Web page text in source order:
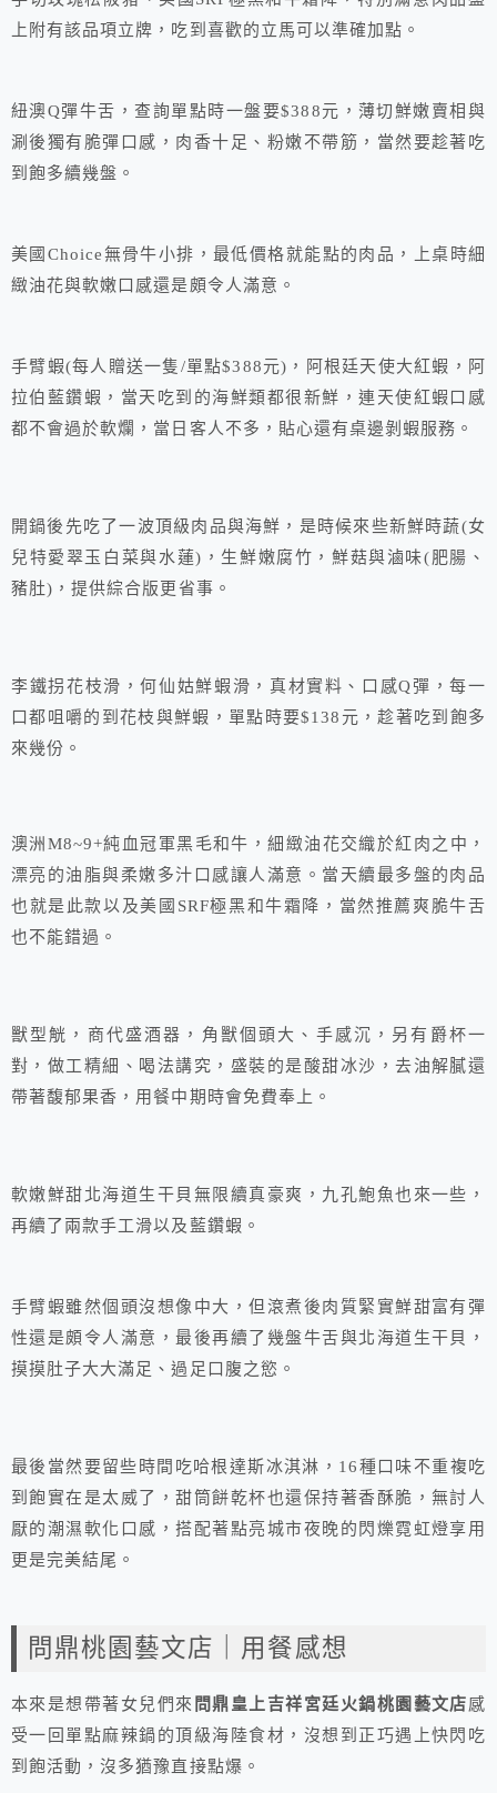
上附有該品項立牌，吃到喜歡的立馬可以準確加點。
紐澳Q彈牛舌，查詢單點時一盤要$388元，薄切鮮嫩賣相與
涮後獨有脆彈口感，肉香十足、粉嫩不帶筋，當然要趁著吃
到飽多續幾盤。
美國Choice無骨牛小排，最低價格就能點的肉品，上桌時細
緻油花與軟嫩口感還是頗令人滿意。
手臂蝦(每人贈送一隻/單點$388元)，阿根廷天使大紅蝦，阿
拉伯藍鑽蝦，當天吃到的海鮮類都很新鮮，連天使紅蝦口感
都不會過於軟爛，當日客人不多，貼心還有桌邊剝蝦服務。
開鍋後先吃了一波頂級肉品與海鮮，是時候來些新鮮時蔬(女
兒特愛翠玉白菜與水蓮)，生鮮嫩腐竹，鮮菇與滷味(肥腸、
豬肚)，提供綜合版更省事。
李鐵拐花枝滑，何仙姑鮮蝦滑，真材實料、口感Q彈，每一
口都咀嚼的到花枝與鮮蝦，單點時要$138元，趁著吃到飽多
來幾份。
澳洲M8~9+純血冠軍黑毛和牛，細緻油花交織於紅肉之中，
漂亮的油脂與柔嫩多汁口感讓人滿意。當天續最多盤的肉品
也就是此款以及美國SRF極黑和牛霜降，當然推薦爽脆牛舌
也不能錯過。
獸型觥，商代盛酒器，角獸個頭大、手感沉，另有爵杯一
對，做工精細、喝法講究，盛裝的是酸甜冰沙，去油解膩還
帶著馥郁果香，用餐中期時會免費奉上。
軟嫩鮮甜北海道生干貝無限續真豪爽，九孔鮑魚也來一些，
再續了兩款手工滑以及藍鑽蝦。
手臂蝦雖然個頭沒想像中大，但滾煮後肉質緊實鮮甜富有彈
性還是頗令人滿意，最後再續了幾盤牛舌與北海道生干貝，
摸摸肚子大大滿足、過足口腹之慾。
最後當然要留些時間吃哈根達斯冰淇淋，16種口味不重複吃
到飽實在是太威了，甜筒餅乾杯也還保持著香酥脆，無討人
厭的潮濕軟化口感，搭配著點亮城市夜晚的閃爍霓虹燈享用
更是完美結尾。
問鼎桃園藝文店｜用餐感想
本來是想帶著女兒們來 問鼎皇上吉祥宮廷火鍋桃園藝文店感
受一回單點麻辣鍋的頂級海陸食材，沒想到正巧遇上快閃吃
到飽活動，沒多猶豫直接點爆。